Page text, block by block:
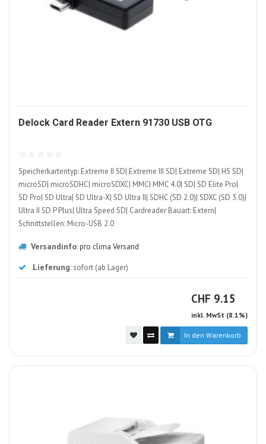
Delock Card Reader Extern 91730 USB OTG
Speicherkartentyp: Extreme II SD| Extreme III SD| Extreme SD| HS SD|
microSD| microSDHC| microSDXC| MMC| MMC 4.0| SD| SD Elite Pro|
SD Pro| SD Ultra| SD Ultra-X| SD Ultra II| SDHC (SD 2.0)| SDXC (SD 3.0)|
Ultra II SD P Plus| Ultra Speed SD| Cardreader Bauart: Extern|
Schnittstellen: Micro-USB 2.0
Versandinfo:pro clima Versand
Lieferung: sofort (ab Lager)
CHF CHF
9.15
inkl. MwSt (8.1%)
In den Warenkorb